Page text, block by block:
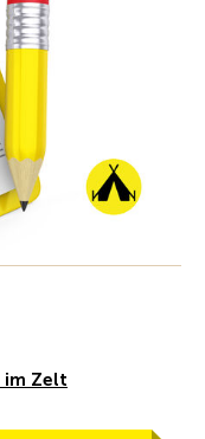
im Zelt